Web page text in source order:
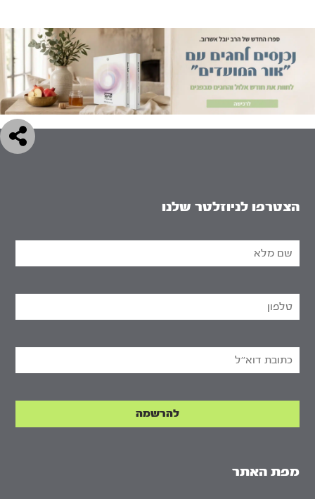
מפת האתר
הצטרפו לניוזלטר שלנו